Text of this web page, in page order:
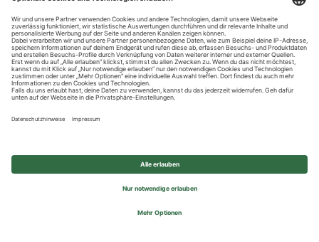
Datenschutzhinweise
Impressum
Privatsphäre-Einstellungen
© 2026 REWE Group - All rights reserved